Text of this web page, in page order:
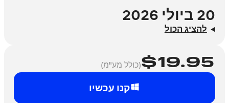
20 ביולי 2026
להציג הכול
קנו עכשיו
$19.95 (כולל מע"מ)